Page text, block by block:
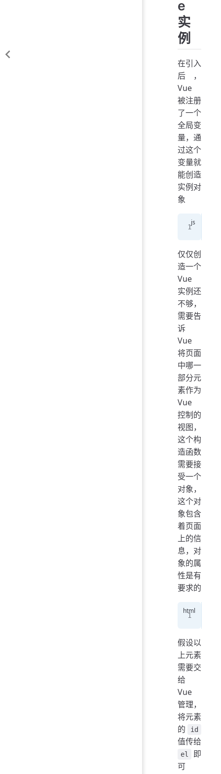
e
实
例
在引入
后，
Vue
被注册
了一个
全局变
量，通
过这个
变量就
能创造
实例对
象
仅仅创
造一个
Vue
实例还
不够，
需要告
诉
Vue
将页面
中哪一
部分元
素作为
Vue
控制的
视图，
这个构
造函数
需要接
受一个
对象，
这个对
象包含
着页面
上的信
息，对
象的属
性是有
要求的
假设以
上元素
需要交
给
Vue
管理，
将元素
的
id
值传给
el
即
可